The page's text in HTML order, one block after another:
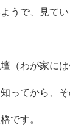
うで、見て
（わが家に
ってから、
です。